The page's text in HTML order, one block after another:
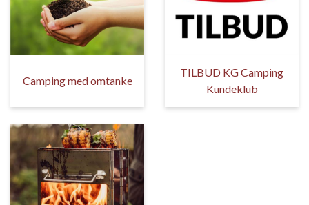
Camping med omtanke
TILBUD KG Camping
Kundeklub